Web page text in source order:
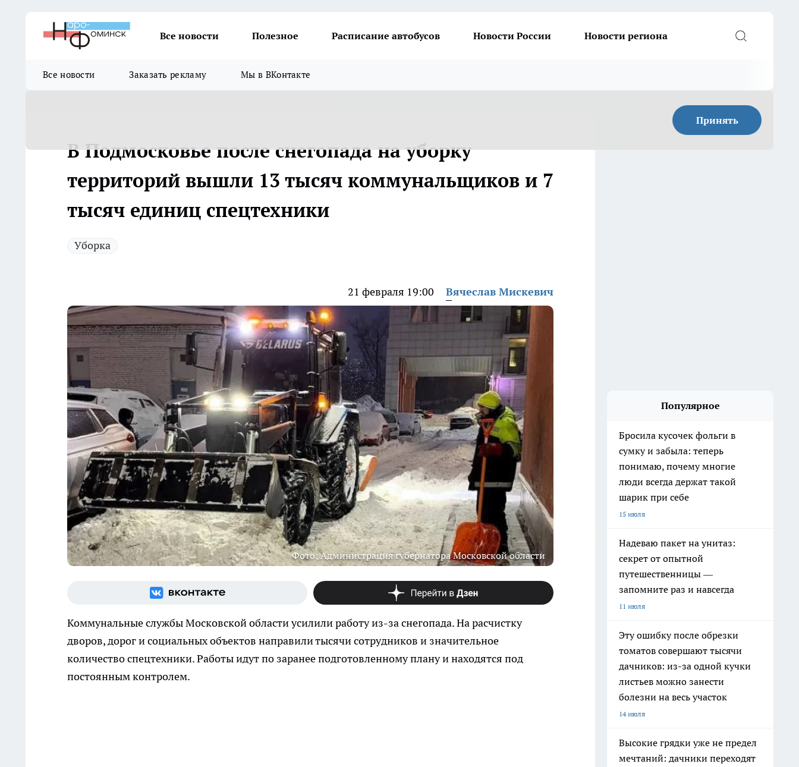
Все новости Полезное Расписание автобусов Новости России Новости региона
Все новости Заказать рекламу Мы в ВКонтакте
Принять
В Подмосковье после снегопада на уборку
территорий вышли 13 тысяч коммунальщиков и 7
тысяч единиц спецтехники
Уборка
21 февраля 19:00 Вячеслав Мискевич
Фото; Администрация губернатора Московской области
Коммунальные службы Московской области усилили работу из-за снегопада. На расчистку
дворов, дорог и социальных объектов направили тысячи сотрудников и значительное
количество спецтехники. Работы идут по заранее подготовленному плану и находятся под
постоянным контролем.
Популярное
Бросила кусочек фольги в
сумку и забыла: теперь
понимаю, почему многие
люди всегда держат такой
шарик при себе
15 июля
Надеваю пакет на унитаз:
секрет от опытной
путешественницы —
запомните раз и навсегда
11 июля
Эту ошибку после обрезки
томатов совершают тысячи
дачников: из-за одной кучки
листьев можно занести
болезни на весь участок
14 июля
Высокие грядки уже не предел
мечтаний: дачники переходят